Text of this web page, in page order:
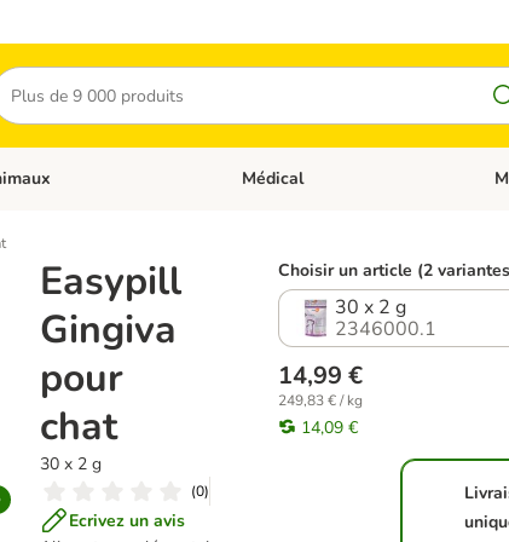
Chats Dérouler les catégories: Autres
Médical
Easypill
Gingiva
pour
chat
30 x 2 g
(0)
Ecrivez un avis
Choisir un article (2
30 x 2 g
2346000.1
14,99 €
249,83 € / kg
14,09 €